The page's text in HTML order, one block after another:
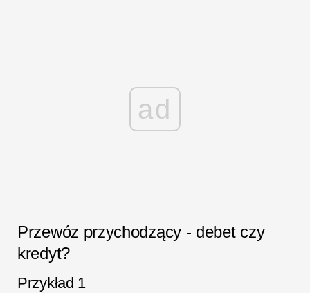
ad
Przewóz przychodzący - debet czy
kredyt?
Przykład 1